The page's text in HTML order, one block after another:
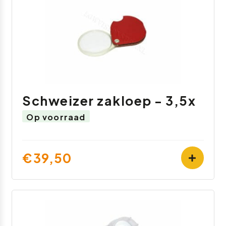
Schweizer zakloep - 3,5x
Op voorraad
€39,50